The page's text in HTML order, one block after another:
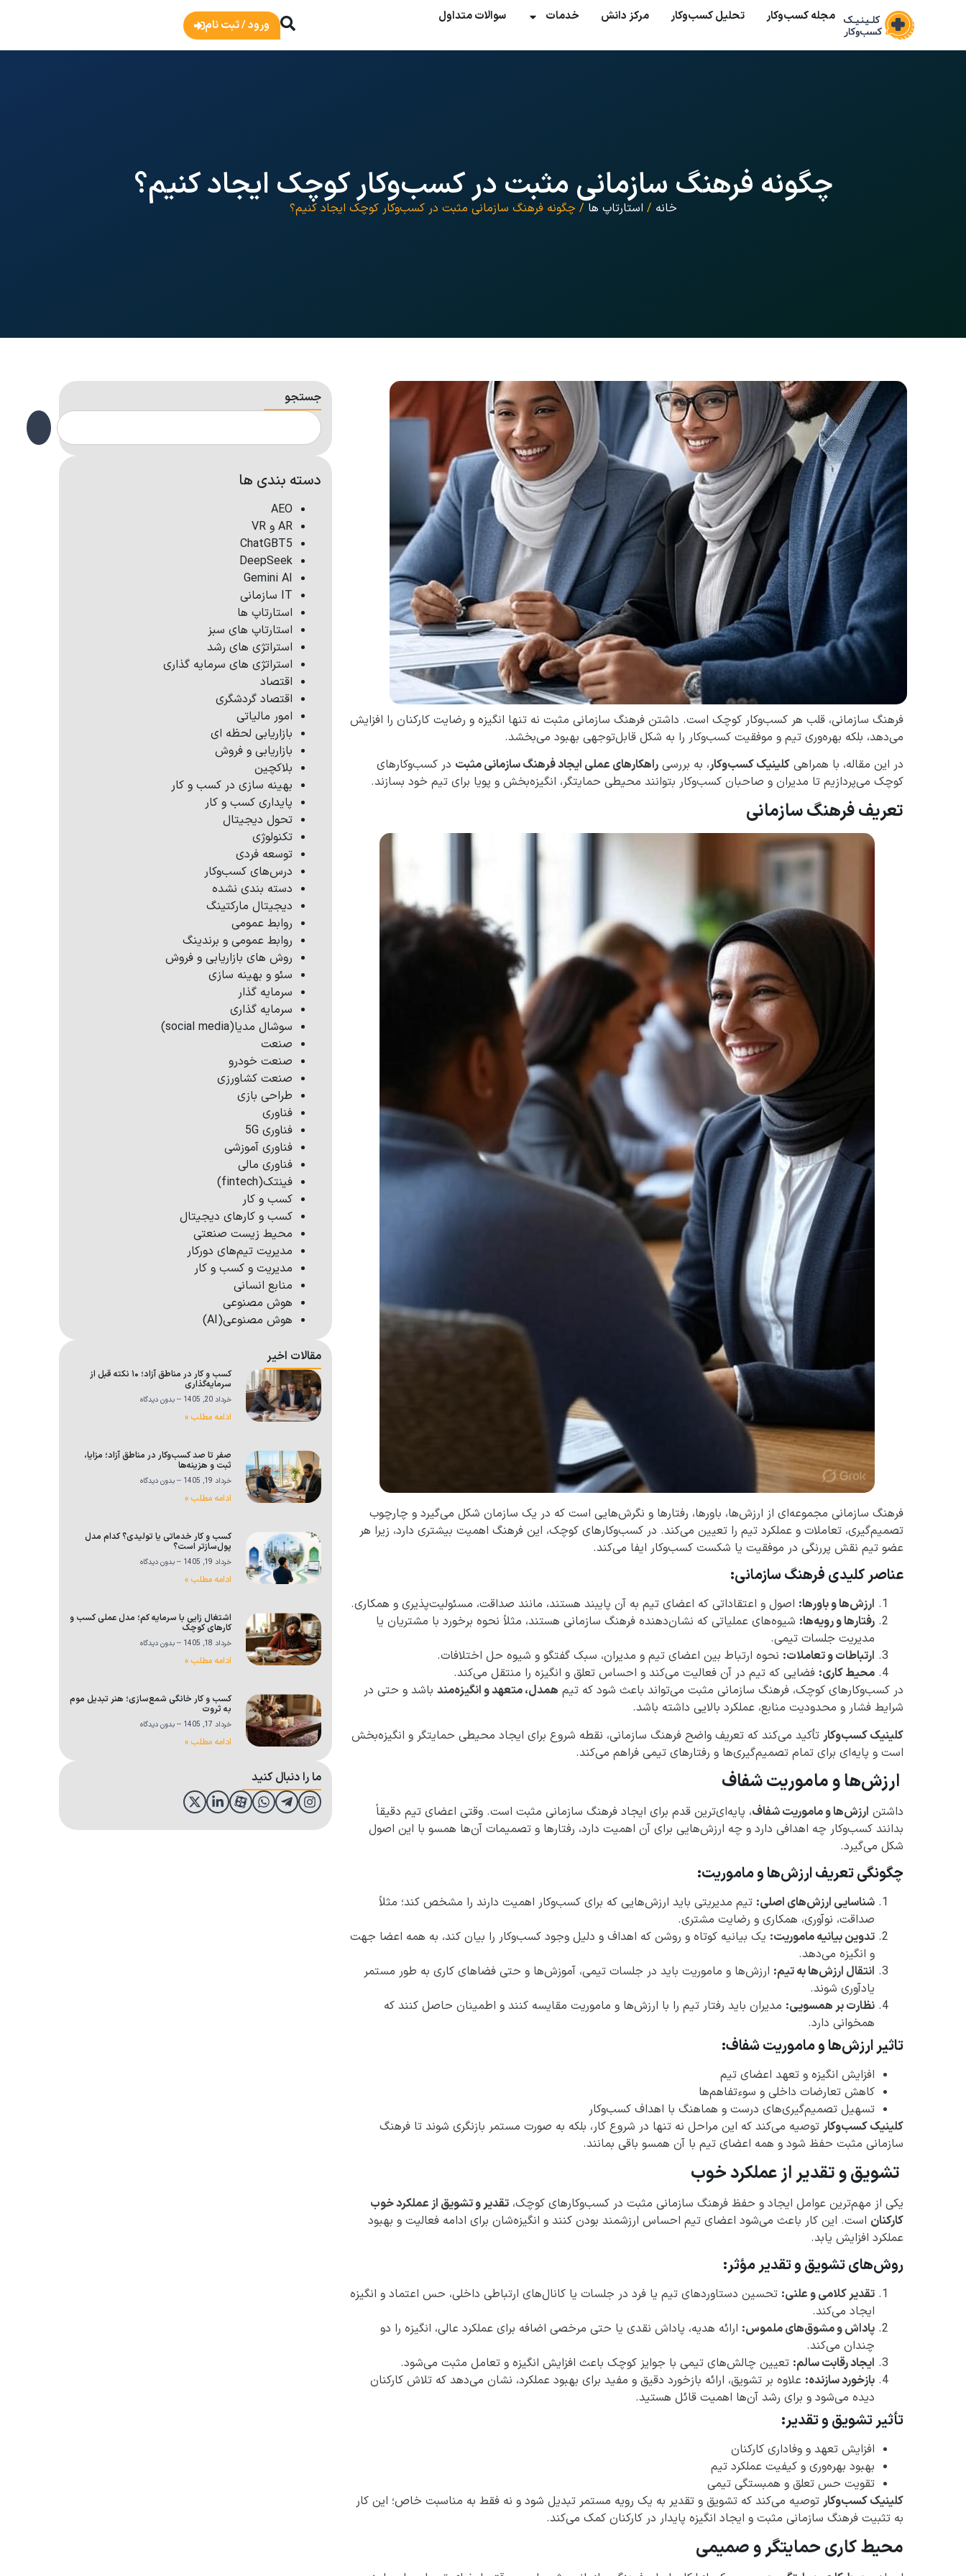
مجله کسب‌وکار تحلیل کسب‌و‌کار مرکز دانش خدمات سوالات متداول
ورود / ثبت نام
چگونه فرهنگ سازمانی مثبت در کسب‌وکار کوچک ایجاد کنیم؟
خانه / استارتاپ ها / چگونه فرهنگ سازمانی مثبت در کسب‌وکار کوچک ایجاد کنیم؟
فرهنگ سازمانی، قلب هر کسب‌وکار کوچک است. داشتن فرهنگ سازمانی مثبت نه تنها انگیزه و رضایت کارکنان را افزایش
می‌دهد، بلکه بهره‌وری تیم و موفقیت کسب‌وکار را به شکل قابل‌توجهی بهبود می‌بخشد.
در این مقاله، با همراهی کلینیک کسب‌وکار، به بررسی راهکارهای عملی ایجاد فرهنگ سازمانی مثبت در کسب‌وکارهای
کوچک می‌پردازیم تا مدیران و صاحبان کسب‌وکار بتوانند محیطی حمایتگر، انگیزه‌بخش و پویا برای تیم خود بسازند.
تعریف فرهنگ سازمانی
فرهنگ سازمانی مجموعه‌ای از ارزش‌ها، باورها، رفتارها و نگرش‌هایی است که در یک سازمان شکل می‌گیرد و چارچوب
تصمیم‌گیری، تعاملات و عملکرد تیم را تعیین می‌کند. در کسب‌وکارهای کوچک، این فرهنگ اهمیت بیشتری دارد، زیرا هر
عضو تیم نقش پررنگی در موفقیت یا شکست کسب‌وکار ایفا می‌کند.
عناصر کلیدی فرهنگ سازمانی:
ارزش‌ها و باورها: اصول و اعتقاداتی که اعضای تیم به آن پایبند هستند، مانند صداقت، مسئولیت‌پذیری و همکاری.
رفتارها و رویه‌ها: شیوه‌های عملیاتی که نشان‌دهنده فرهنگ سازمانی هستند، مثلاً نحوه برخورد با مشتریان یا
مدیریت جلسات تیمی.
ارتباطات و تعاملات: نحوه ارتباط بین اعضای تیم و مدیران، سبک گفتگو و شیوه حل اختلافات.
محیط کاری: فضایی که تیم در آن فعالیت می‌کند و احساس تعلق و انگیزه را منتقل می‌کند.
در کسب‌وکارهای کوچک، فرهنگ سازمانی مثبت می‌تواند باعث شود که تیم همدل، متعهد و انگیزه‌مند باشد و حتی در
شرایط فشار و محدودیت منابع، عملکرد بالایی داشته باشد.
کلینیک کسب‌وکار تأکید می‌کند که تعریف واضح فرهنگ سازمانی، نقطه شروع برای ایجاد محیطی حمایتگر و انگیزه‌بخش
است و پایه‌ای برای تمام تصمیم‌گیری‌ها و رفتارهای تیمی فراهم می‌کند.
ارزش‌ها و ماموریت شفاف
داشتن ارزش‌ها و ماموریت شفاف، پایه‌ای‌ترین قدم برای ایجاد فرهنگ سازمانی مثبت است. وقتی اعضای تیم دقیقاً
بدانند کسب‌وکار چه اهدافی دارد و چه ارزش‌هایی برای آن اهمیت دارد، رفتارها و تصمیمات آن‌ها همسو با این اصول
شکل می‌گیرد.
چگونگی تعریف ارزش‌ها و ماموریت:
شناسایی ارزش‌های اصلی: تیم مدیریتی باید ارزش‌هایی که برای کسب‌وکار اهمیت دارند را مشخص کند؛ مثلاً
صداقت، نوآوری، همکاری و رضایت مشتری.
تدوین بیانیه ماموریت: یک بیانیه کوتاه و روشن که اهداف و دلیل وجود کسب‌وکار را بیان کند، به همه اعضا جهت
و انگیزه می‌دهد.
انتقال ارزش‌ها به تیم: ارزش‌ها و ماموریت باید در جلسات تیمی، آموزش‌ها و حتی فضاهای کاری به طور مستمر
یادآوری شوند.
نظارت بر همسویی: مدیران باید رفتار تیم را با ارزش‌ها و ماموریت مقایسه کنند و اطمینان حاصل کنند که
همخوانی دارد.
تاثیر ارزش‌ها و ماموریت شفاف:
افزایش انگیزه و تعهد اعضای تیم
کاهش تعارضات داخلی و سوءتفاهم‌ها
تسهیل تصمیم‌گیری‌های درست و هماهنگ با اهداف کسب‌وکار
کلینیک کسب‌وکار توصیه می‌کند که این مراحل نه تنها در شروع کار، بلکه به صورت مستمر بازنگری شوند تا فرهنگ
سازمانی مثبت حفظ شود و همه اعضای تیم با آن همسو باقی بمانند.
تشویق و تقدیر از عملکرد خوب
یکی از مهم‌ترین عوامل ایجاد و حفظ فرهنگ سازمانی مثبت در کسب‌وکارهای کوچک، تقدیر و تشویق از عملکرد خوب
کارکنان است. این کار باعث می‌شود اعضای تیم احساس ارزشمند بودن کنند و انگیزه‌شان برای ادامه فعالیت و بهبود
عملکرد افزایش یابد.
روش‌های تشویق و تقدیر مؤثر:
تقدیر کلامی و علنی: تحسین دستاوردهای تیم یا فرد در جلسات یا کانال‌های ارتباطی داخلی، حس اعتماد و انگیزه
ایجاد می‌کند.
پاداش و مشوق‌های ملموس: ارائه هدیه، پاداش نقدی یا حتی مرخصی اضافه برای عملکرد عالی، انگیزه را دو
چندان می‌کند.
ایجاد رقابت سالم: تعیین چالش‌های تیمی با جوایز کوچک باعث افزایش انگیزه و تعامل مثبت می‌شود.
بازخورد سازنده: علاوه بر تشویق، ارائه بازخورد دقیق و مفید برای بهبود عملکرد، نشان می‌دهد که تلاش کارکنان
دیده می‌شود و برای رشد آن‌ها اهمیت قائل هستید.
تأثیر تشویق و تقدیر:
افزایش تعهد و وفاداری کارکنان
بهبود بهره‌وری و کیفیت عملکرد تیم
تقویت حس تعلق و همبستگی تیمی
کلینیک کسب‌وکار توصیه می‌کند که تشویق و تقدیر به یک رویه مستمر تبدیل شود و نه فقط به مناسبت خاص؛ این کار
به تثبیت فرهنگ سازمانی مثبت و ایجاد انگیزه پایدار در کارکنان کمک می‌کند.
محیط کاری حمایتگر و صمیمی
جستجو
دسته بندی ها
AEO
AR و VR
ChatGBT5
DeepSeek
Gemini AI
IT سازمانی
استارتاپ ها
استارتاپ های سبز
استراتژی های رشد
استراتژی های سرمایه گذاری
اقتصاد
اقتصاد گردشگری
امور مالیاتی
بازاریابی لحظه ای
بازاریابی و فروش
بلاکچین
بهینه سازی در کسب و کار
پایداری کسب و کار
تحول دیجیتال
تکنولوژی
توسعه فردی
درس‌های کسب‌وکار
دسته بندی نشده
دیجیتال مارکتینگ
روابط عمومی
روابط عمومی و برندینگ
روش های بازاریابی و فروش
سئو و بهینه سازی
سرمایه گذار
سرمایه گذاری
سوشال مدیا(social media)
صنعت
صنعت خودرو
صنعت کشاورزی
طراحی بازی
فناوری
فناوری 5G
فناوری آموزشی
فناوری مالی
فینتک(fintech)
کسب و کار
کسب و کارهای دیجیتال
محیط زیست صنعتی
مدیریت تیم‌های دورکار
مدیریت و کسب و کار
منابع انسانی
هوش مصنوعی
هوش مصنوعی(AI)
مقالات اخیر
کسب و کار در مناطق آزاد؛ ۱۰ نکته قبل از
سرمایه‌گذاری
خرداد 20, 1405 بدون دیدگاه
ادامه مطلب »
صفر تا صد کسب‌وکار در مناطق آزاد؛ مزایا،
ثبت و هزینه‌ها
خرداد 19, 1405 بدون دیدگاه
ادامه مطلب »
کسب و کار خدماتی یا تولیدی؟ کدام مدل
پول‌سازتر است؟
خرداد 19, 1405 بدون دیدگاه
ادامه مطلب »
اشتغال زایی با سرمایه کم؛ مدل عملی کسب و
کارهای کوچک
خرداد 18, 1405 بدون دیدگاه
ادامه مطلب »
کسب و کار خانگی شمع‌سازی؛ هنر تبدیل موم
به ثروت
خرداد 17, 1405 بدون دیدگاه
ادامه مطلب »
ما را دنبال کنید